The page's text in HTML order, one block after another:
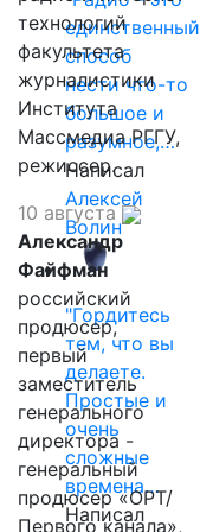
единственный
способ
нести что-то
большое и
разумное,…
Написал
Алексей
Волин
"Гордитесь
тем, что вы
делаете.
Простые и
очень
сложные
времена…
Написал
технологий
факультета
журналистики
Института
Массмедиа РГГУ,
режиссер.
10 августа
Александр
Файфман
российский
продюсер,
первый
заместитель
генерального
директора -
генеральный
продюсер «ОРТ/
Первого канала»,